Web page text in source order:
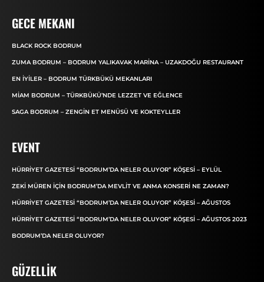
GECE MEKANI
BLACK ROCK BODRUM
ZUMA BODRUM – BODRUM YALIKAVAK MARINA – UZAKDOĞU RESTAURANT
EN İYILER – BODRUM TÜRKBÜKÜ MEKANLARI
MIAM BODRUM – TÜRKBÜKÜ’NDE LEZZET VE EĞLENCE
SAGA BODRUM – ZENGIN ET MENÜSÜ VE KOKTEYLLER
EVENT
HÜRRIYET GAZETESI “BODRUM’DA NELER OLUYOR” KÖŞESI – EYLÜL
ZEKI MÜREN IÇIN BODRUM’DA MEVLIT VE ANMA KONSERI NE ZAMAN?
HÜRRIYET GAZETESI “BODRUM’DA NELER OLUYOR” KÖŞESI – AĞUSTOS
HÜRRIYET GAZETESI “BODRUM’DA NELER OLUYOR” KÖŞESI – AĞUSTOS 2023
BODRUM’DA NELER OLUYOR?
GÜZELLIK